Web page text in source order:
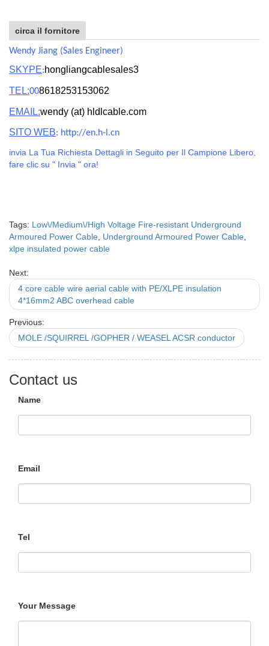
circa il fornitore
Wendy Jiang (Sales Engineer)
SKYPE:hongliangcablesales3
TEL:008618253153062
EMAIL:wendy (at) hldlcable.com
SITO WEB: http://en.h-l.cn
invia La Tua Richiesta Dettagli in Seguito per Il Campione Libero,
fare clic su " Invia " ora!
Tags: Low\/Medium\/High Voltage Fire-resistant Underground
Armoured Power Cable Underground Armoured Power Cable
xlpe insulated power cable
Next:
4 core cable wire aerial cable with PE/XLPE insulation
4*16mm2 ABC overhead cable
Previous:
MOLE /SQUIRREL /GOPHER / WEASEL ACSR conductor
Contact us
Name
Email
Tel
Your Message